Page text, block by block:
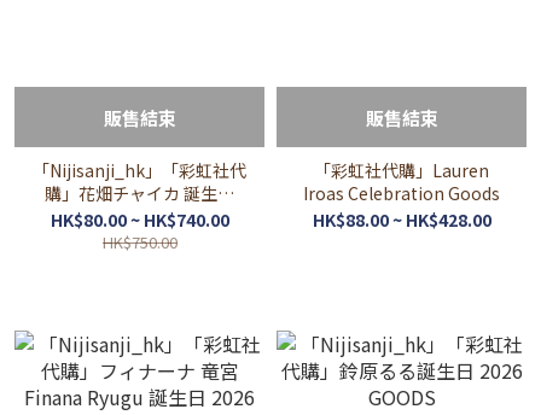
販售結束
「Nijisanji_hk」「彩虹社代
購」花畑チャイカ 誕生日
2026 GOODS
HK$80.00 ~ HK$740.00
HK$750.00
販售結束
「彩虹社代購」Lauren
Iroas Celebration Goods
HK$88.00 ~ HK$428.00